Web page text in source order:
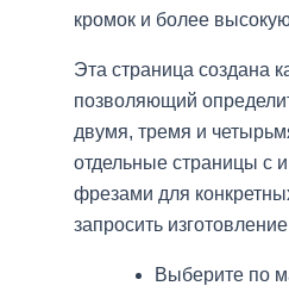
кромок и более
Эта страница создана
позволяющий
двумя, тремя и
отдельные страницы с
фрезами для
запросить
Выберите по